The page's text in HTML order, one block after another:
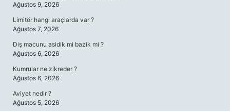
Ağustos 9, 2026
Limitör hangi araçlarda var ?
Ağustos 7, 2026
Diş macunu asidik mi bazik mi ?
Ağustos 6, 2026
Kumrular ne zikreder ?
Ağustos 6, 2026
Aviyet nedir ?
Ağustos 5, 2026